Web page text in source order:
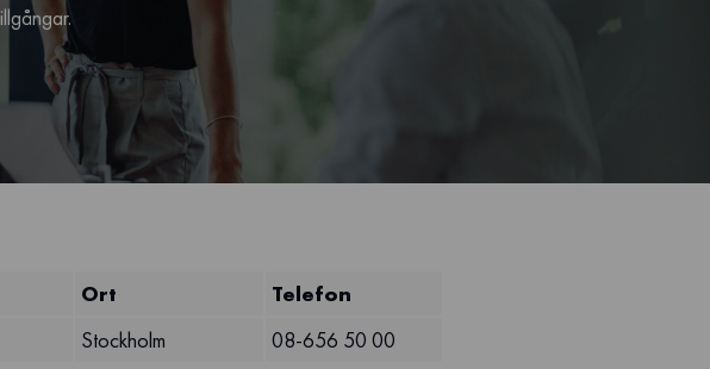
Ort
Telefon
Stockholm
08-656 50 00